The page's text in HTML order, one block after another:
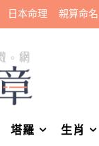
日本命理 親算命名
塔羅 生肖